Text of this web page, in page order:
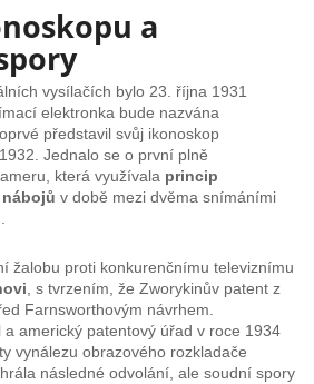
a
vysílačích bylo 23. října 1931
elektronka bude nazvána
představil svůj ikonoskop
Jednalo se o první plně
která využívala princip
v době mezi dvěma snímáními
žalobu proti konkurenčnímu televiznímu
, s tvrzením, že Zworykinův patent z
Farnsworthovým návrhem.
americký patentový úřad v roce 1934
vynálezu obrazového rozkladače
následné odvolání, ale soudní spory